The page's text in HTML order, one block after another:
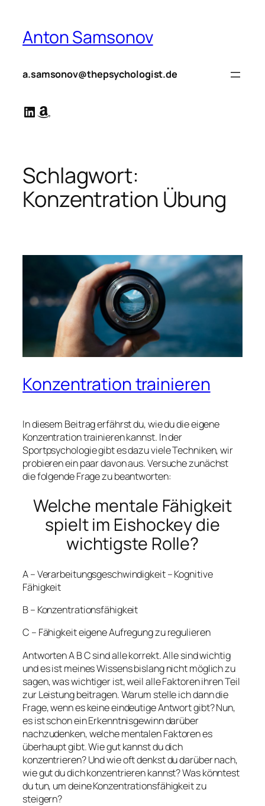
springen
Anton Samsonov
a.samsonov@thepsychologist.de
LinkedIn
Amazon
Schlagwort:
Konzentration Übung
Konzentration trainieren
In diesem Beitrag erfährst du, wie du die eigene
Konzentration trainieren kannst. In der
Sportpsychologie gibt es dazu viele Techniken, wir
probieren ein paar davon aus. Versuche zunächst
die folgende Frage zu beantworten:
Welche mentale Fähigkeit
spielt im Eishockey die
wichtigste Rolle?
A – Verarbeitungsgeschwindigkeit – Kognitive
Fähigkeit
B – Konzentrationsfähigkeit
C – Fähigkeit eigene Aufregung zu regulieren
Antworten A B C sind alle korrekt. Alle sind wichtig
und es ist meines Wissens bislang nicht möglich zu
sagen, was wichtiger ist, weil alle Faktoren ihren Teil
zur Leistung beitragen. Warum stelle ich dann die
Frage, wenn es keine eindeutige Antwort gibt? Nun,
es ist schon ein Erkenntnisgewinn darüber
nachzudenken, welche mentalen Faktoren es
überhaupt gibt. Wie gut kannst du dich
konzentrieren? Und wie oft denkst du darüber nach,
wie gut du dich konzentrieren kannst? Was könntest
du tun, um deine Konzentrationsfähigkeit zu
steigern?